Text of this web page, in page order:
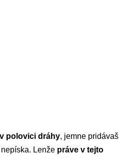
polovici dráhy, jemne pridávaš
Lenže práve v tejto